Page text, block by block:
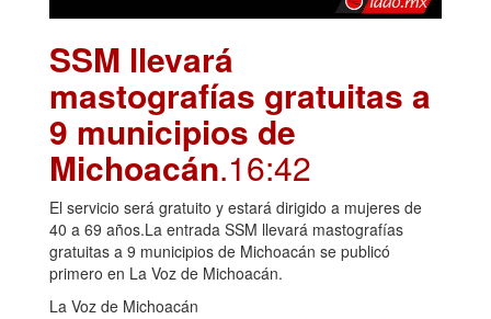
SSM llevará
mastografías gratuitas a
9 municipios de
Michoacán.16:42
El servicio será gratuito y estará dirigido a mujeres de
40 a 69 años.La entrada SSM llevará mastografías
gratuitas a 9 municipios de Michoacán se publicó
primero en La Voz de Michoacán.
La Voz de Michoacán